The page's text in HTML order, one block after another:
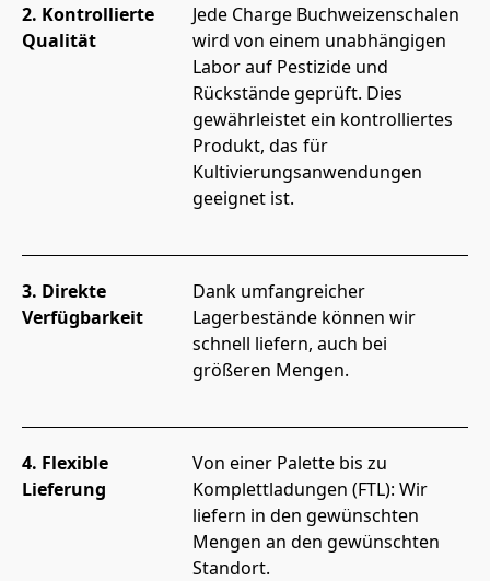
2. Kontrollierte
Qualität
Jede Charge Buchweizenschalen
wird von einem unabhängigen
Labor auf Pestizide und
Rückstände geprüft. Dies
gewährleistet ein kontrolliertes
Produkt, das für
Kultivierungsanwendungen
geeignet ist.
3. Direkte
Verfügbarkeit
Dank umfangreicher
Lagerbestände können wir
schnell liefern, auch bei
größeren Mengen.
4. Flexible
Lieferung
Von einer Palette bis zu
Komplettladungen (FTL): Wir
liefern in den gewünschten
Mengen an den gewünschten
Standort.